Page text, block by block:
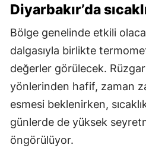
Diyarbakır’da
Bölge genelinde etkili
dalgasıyla birlikte
değerler görülecek.
yönlerinden hafif, zaman
esmesi beklenirken,
günlerde de yüksek
öngörülüyor.